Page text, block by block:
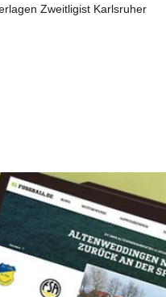
Zweitligist Karlsruher